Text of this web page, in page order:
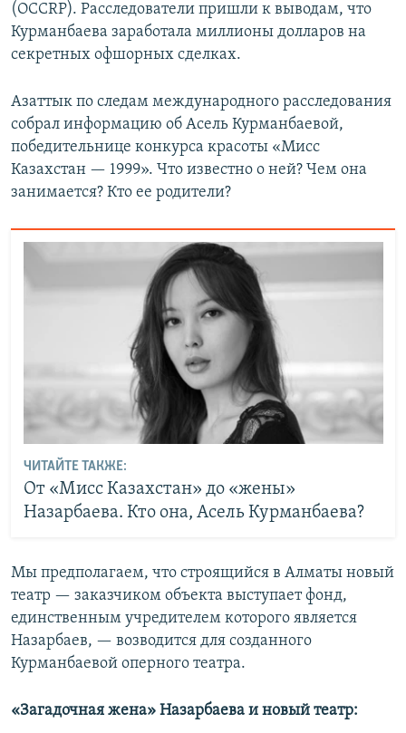
(OCCRP). Расследователи пришли к выводам, что
Курманбаева заработала миллионы долларов на
секретных офшорных сделках.
Азаттык по следам международного расследования
собрал информацию об Асель Курманбаевой,
победительнице конкурса красоты «Мисс
Казахстан — 1999». Что известно о ней? Чем она
занимается? Кто ее родители?
ЧИТАЙТЕ ТАКЖЕ:
От «Мисс Казахстан» до «жены»
Назарбаева. Кто она, Асель Курманбаева?
Мы предполагаем, что строящийся в Алматы новый
театр — заказчиком объекта выступает фонд,
единственным учредителем которого является
Назарбаев, — возводится для созданного
Курманбаевой оперного театра.
«Загадочная жена» Назарбаева и новый театр: